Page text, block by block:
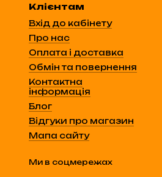
Клієнтам
Вхід до кабінету
Про нас
Оплата і доставка
Обмін та повернення
Контактна
інформація
Блог
Відгуки про магазин
Мапа сайту
Ми в соцмережах